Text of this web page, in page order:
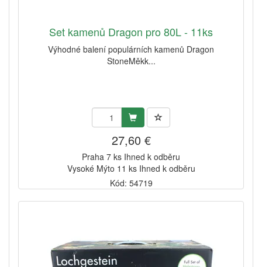
Set kamenů Dragon pro 80L - 11ks
Výhodné balení populárních kamenů Dragon
StoneMěkk...
27,60 €
Praha 7 ks Ihned k odběru
Vysoké Mýto 11 ks Ihned k odběru
Kód: 54719